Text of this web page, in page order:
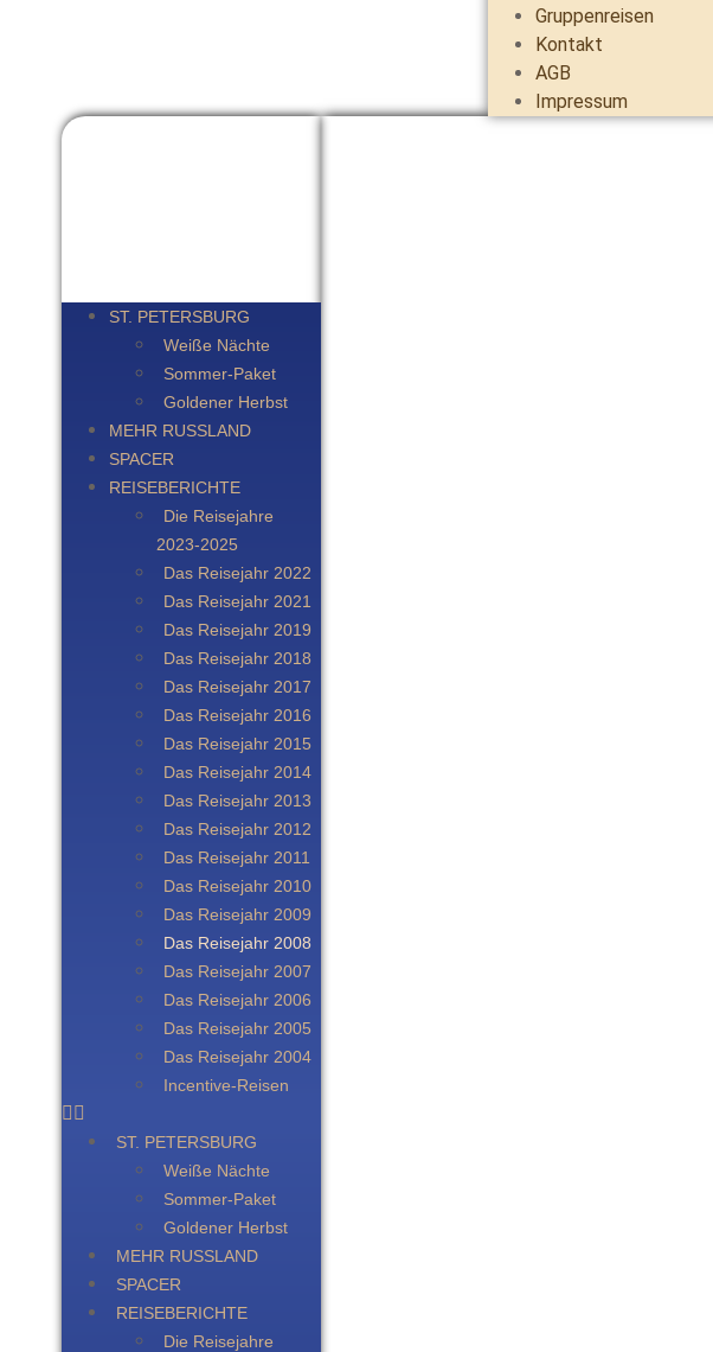
Gruppenreisen
Kontakt
AGB
Impressum
ST. PETERSBURG
Weiße Nächte
Sommer-Paket
Goldener Herbst
MEHR RUSSLAND
SPACER
REISEBERICHTE
Die Reisejahre
2023-2025
Das Reisejahr 2022
Das Reisejahr 2021
Das Reisejahr 2019
Das Reisejahr 2018
Das Reisejahr 2017
Das Reisejahr 2016
Das Reisejahr 2015
Das Reisejahr 2014
Das Reisejahr 2013
Das Reisejahr 2012
Das Reisejahr 2011
Das Reisejahr 2010
Das Reisejahr 2009
Das Reisejahr 2008
Das Reisejahr 2007
Das Reisejahr 2006
Das Reisejahr 2005
Das Reisejahr 2004
Incentive-Reisen
ST. PETERSBURG
Weiße Nächte
Sommer-Paket
Goldener Herbst
MEHR RUSSLAND
SPACER
REISEBERICHTE
Die Reisejahre